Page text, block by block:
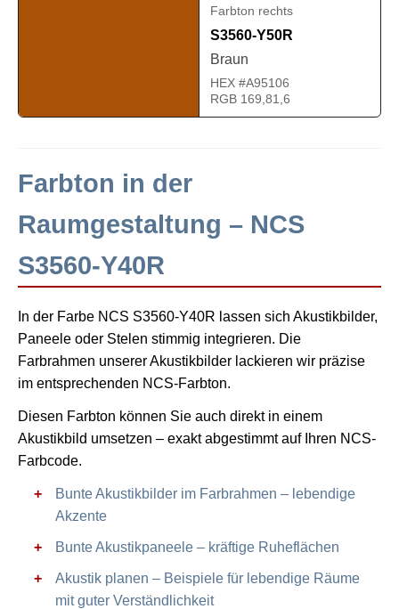
Farbton rechts
S3560-Y50R
Braun
HEX #A95106
RGB 169,81,6
Farbton in der
Raumgestaltung – NCS
S3560-Y40R
In der Farbe NCS S3560-Y40R lassen sich Akustikbilder,
Paneele oder Stelen stimmig integrieren. Die
Farbrahmen unserer Akustikbilder lackieren wir präzise
im entsprechenden NCS-Farbton.
Diesen Farbton können Sie auch direkt in einem
Akustikbild umsetzen – exakt abgestimmt auf Ihren NCS-
Farbcode.
Bunte Akustikbilder im Farbrahmen – lebendige
Akzente
Bunte Akustikpaneele – kräftige Ruheflächen
Akustik planen – Beispiele für lebendige Räume
mit guter Verständlichkeit